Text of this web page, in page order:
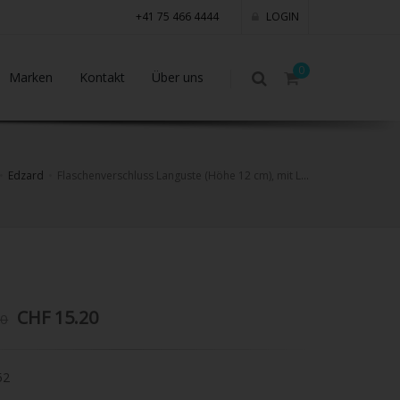
+41 75 466 4444 LOGIN
0
Marken Kontakt Über uns
Edzard Flaschenverschluss Languste (Höhe 12 cm), mit Langusten-Figur, Muranoglas-Art, Handarbeit
CHF 15.20